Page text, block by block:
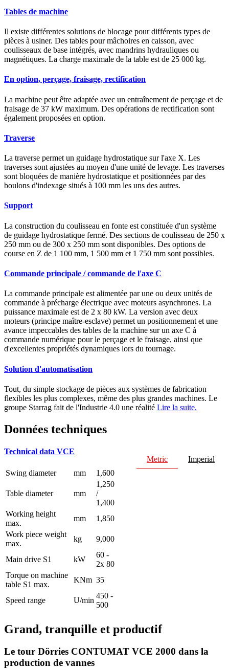
Tables de machine
Il existe différentes solutions de blocage pour différents types de
pièces à usiner. Des tables pour mâchoires en caisson, avec
coulisseaux de base intégrés, avec mandrins hydrauliques ou
magnétiques. La charge maximale de la table est de 25 000 kg.
En option, perçage, fraisage, rectification
La machine peut être adaptée avec un entraînement de perçage et de
fraisage de 37 kW maximum. Des opérations de rectification sont
également proposées en option.
Traverse
La traverse permet un guidage hydrostatique sur l'axe X. Les
traverses sont ajustées au moyen d'une unité de levage. Les traverses
sont bloquées de manière hydrostatique et positionnées par des
boulons d'indexage situés à 100 mm les uns des autres.
Support
La construction du coulisseau en fonte est constituée d'un système
de guidage hydrostatique fermé. Des sections de coulisseau de 250 x
250 mm ou de 300 x 250 mm sont disponibles. Des options de
course en Z de 1 100 mm, 1 500 mm et 1 750 mm sont possibles.
Commande principale / commande de l'axe C
La commande principale est alimentée par une ou deux unités de
commande à précharge électrique avec moteurs asynchrones. La
puissance maximale est de 2 x 80 kW. La version avec deux
moteurs (principe maître-esclave) permet un positionnement et une
avance impeccables des tables de la machine sur un axe C à
commande numérique pour le perçage et le fraisage, ainsi que
d'excellentes propriétés dynamiques lors du tournage.
Solution d'automatisation
Tout, du simple stockage de pièces aux systèmes de fabrication
flexibles les plus complexes, même des plus grandes machines. Le
groupe Starrag fait de l'Industrie 4.0 une réalité Lire la suite.
Données techniques
Metric Imperial
Technical data VCE
Swing diameter mm 1,600
Table diameter mm
1,250
/
1,400
Working height
max.
mm
1,850
Work piece weight
max.
kg 9,000
Main drive S1 kW
60 -
2x 80
Torque on machine
table S1 max.
KNm 35
Speed range U/min
450 -
500
Grand, tranquille et productif
Le tour Dörries CONTUMAT VCE 2000 dans la
production de vannes